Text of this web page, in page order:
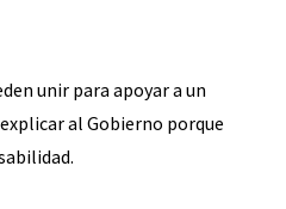
unir para apoyar a un
al Gobierno porque